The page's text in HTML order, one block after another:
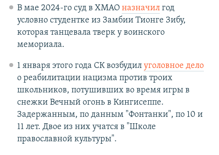
В мае 2024-го суд в ХМАО назначилгод
условно студентке из Замбии Тионге Зибу,
которая танцевала тверк у воинского
мемориала.
1 января этого года СК возбудил уголовное дело
о реабилитации нацизма против троих
школьников, потушивших во время игры в
снежки Вечный огонь в Кингисеппе.
Задержанным, по данным "Фонтанки", по 10 и
11 лет. Двое из них учатся в "Школе
православной культуры".